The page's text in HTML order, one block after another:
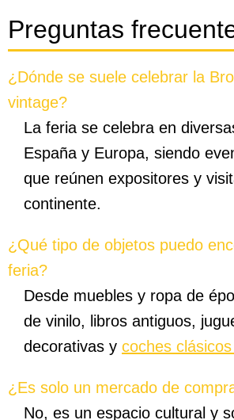
Preguntas
¿Dónde se suele celebrar la
vintage?
La feria se celebra en
España y Europa, siendo
que reúnen expositores y
continente.
¿Qué tipo de objetos puedo
feria?
Desde muebles y ropa de
de vinilo, libros antiguos,
decorativas y coches
¿Es solo un mercado de
No, es un espacio cultural y